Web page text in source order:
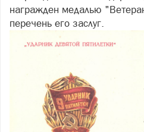
награжден медалью
перечень его заслуг.